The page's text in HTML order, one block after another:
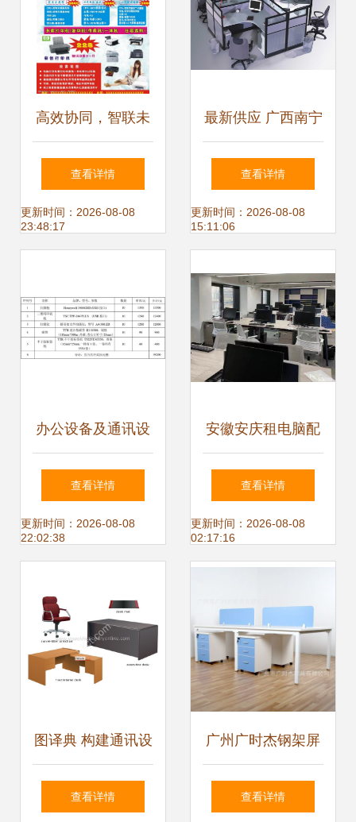
高效协同，智联未
来——专业办公与
通讯设备一站式解
查看详情
更新时间：2026-08-08
23:48:17
最新供应 广西南宁
怡士商贸——专业
通讯设备解决方案
查看详情
更新时间：2026-08-08
15:11:06
办公设备及通讯设
备购销合同
查看详情
更新时间：2026-08-08
22:02:38
安徽安庆租电脑配
置多样选择,免押金
办公设备租赁提供
一体机、台式机、
笔记本服务
查看详情
更新时间：2026-08-08
02:17:16
图译典 构建通讯设
备的精确性能图谱
查看详情
广州广时杰钢架屏
风桌 4人组合工作
查看详情